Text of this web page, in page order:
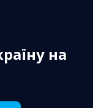
на